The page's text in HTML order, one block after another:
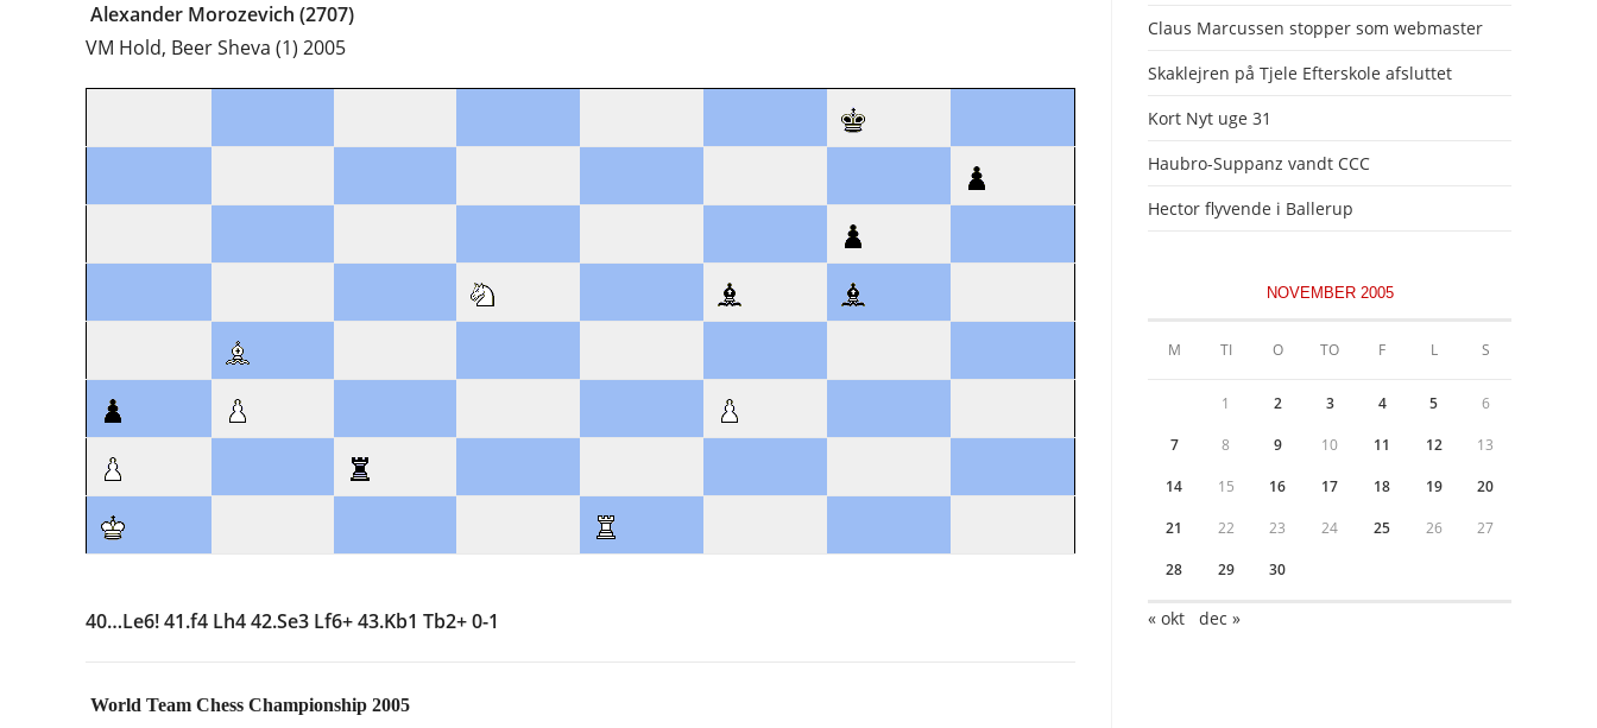
Alexander Morozevich (2707)
VM Hold, Beer Sheva (1) 2005
40…Le6! 41.f4 Lh4 42.Se3 Lf6+ 43.Kb1 Tb2+ 0-1
World Team Chess Championship 2005
Claus Marcussen stopper som webmaster
Skaklejren på Tjele Efterskole afsluttet
Kort Nyt uge 31
Haubro-Suppanz vandt CCC
Hector flyvende i Ballerup
NOVEMBER 2005
M TI O TO F L S
1 2 3 4 5 6
7 8 9 10 11 12 13
14 15 16 17 18 19 20
21 22 23 24 25 26 27
28 29 30
« okt dec »